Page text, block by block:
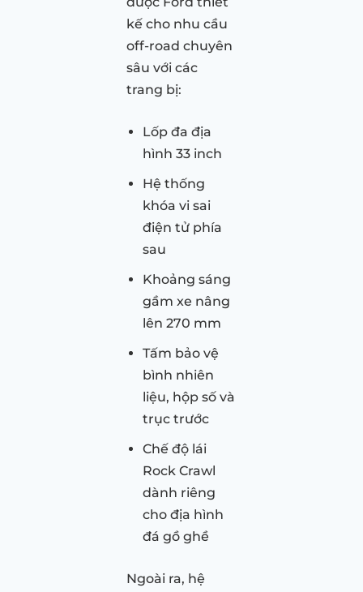
kế cho nhu cầu
off-road chuyên
sâu với các
trang bị:
Lốp đa địa
hình 33 inch
Hệ thống
khóa vi sai
điện tử phía
sau
Khoảng sáng
gầm xe nâng
lên 270 mm
Tấm bảo vệ
bình nhiên
liệu, hộp số và
trục trước
Chế độ lái
Rock Crawl
dành riêng
cho địa hình
đá gồ ghề
Ngoài ra, hệ